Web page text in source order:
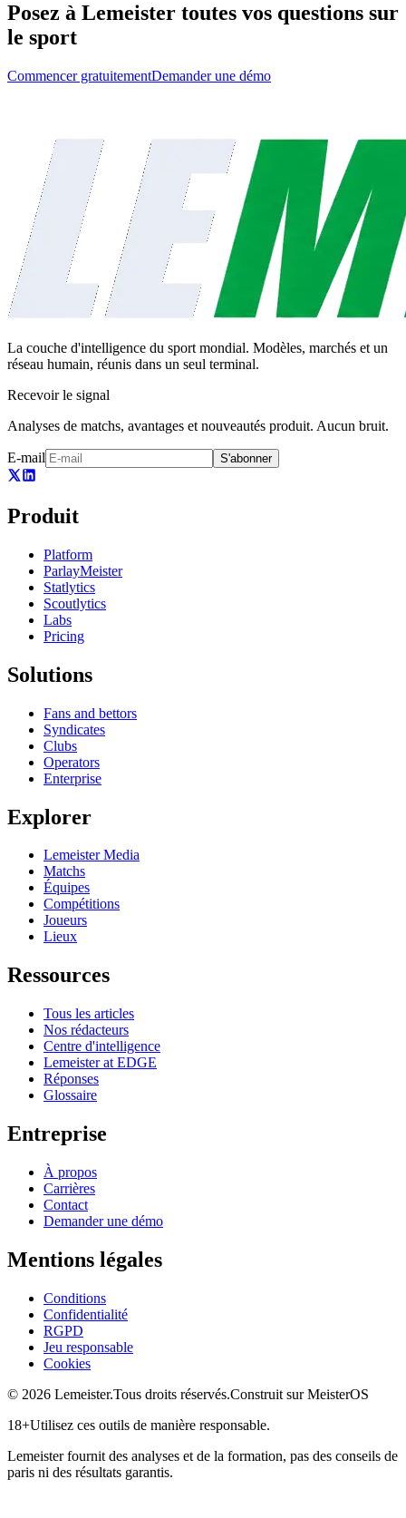
Posez à Lemeister toutes vos questions sur
le sport
Commencer gratuitementDemander une démo
La couche d'intelligence du sport mondial. Modèles, marchés et un
réseau humain, réunis dans un seul terminal.
Recevoir le signal
Analyses de matchs, avantages et nouveautés produit. Aucun bruit.
E-mail S'abonner
Produit
Platform
ParlayMeister
Statlytics
Scoutlytics
Labs
Pricing
Solutions
Fans and bettors
Syndicates
Clubs
Operators
Enterprise
Explorer
Lemeister Media
Matchs
Équipes
Compétitions
Joueurs
Lieux
Ressources
Tous les articles
Nos rédacteurs
Centre d'intelligence
Lemeister at EDGE
Réponses
Glossaire
Entreprise
À propos
Carrières
Contact
Demander une démo
Mentions légales
Conditions
Confidentialité
RGPD
Jeu responsable
Cookies
© 2026 Lemeister.Tous droits réservés.Construit sur MeisterOS
18+Utilisez ces outils de manière responsable.
Lemeister fournit des analyses et de la formation, pas des conseils de
paris ni des résultats garantis.